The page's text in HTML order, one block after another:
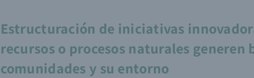
Estructuración de iniciativas
recursos o procesos naturales
comunidades y su entorno